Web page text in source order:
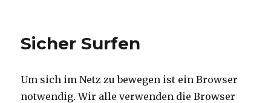
Sicher Surfen
Um sich im Netz zu bewegen ist ein Browser
notwendig. Wir alle verwenden die Browser